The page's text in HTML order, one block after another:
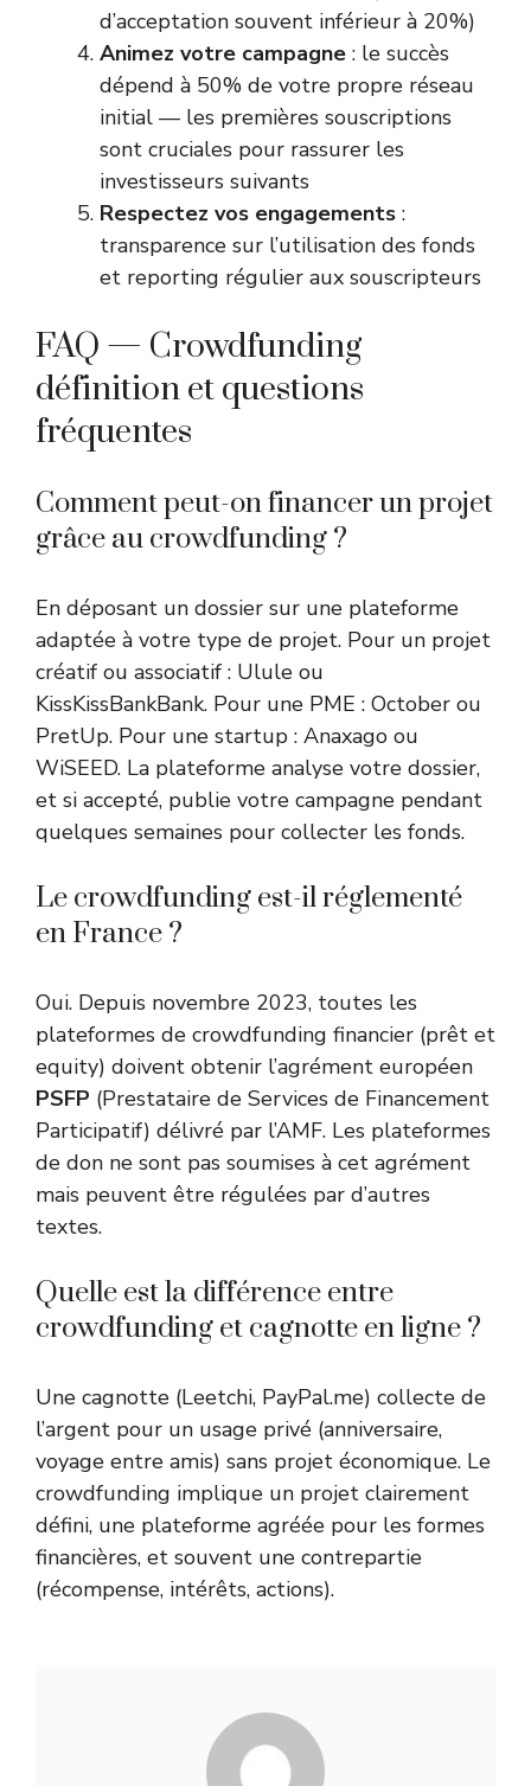
d’acceptation souvent inférieur à 20%)
Animez votre campagne : le succès
dépend à 50% de votre propre réseau
initial — les premières souscriptions
sont cruciales pour rassurer les
investisseurs suivants
Respectez vos engagements :
transparence sur l’utilisation des fonds
et reporting régulier aux souscripteurs
FAQ — Crowdfunding
définition et questions
fréquentes
Comment peut-on financer un projet
grâce au crowdfunding ?
En déposant un dossier sur une plateforme
adaptée à votre type de projet. Pour un projet
créatif ou associatif : Ulule ou
KissKissBankBank. Pour une PME : October ou
PretUp. Pour une startup : Anaxago ou
WiSEED. La plateforme analyse votre dossier,
et si accepté, publie votre campagne pendant
quelques semaines pour collecter les fonds.
Le crowdfunding est-il réglementé
en France ?
Oui. Depuis novembre 2023, toutes les
plateformes de crowdfunding financier (prêt et
equity) doivent obtenir l’agrément européen
PSFP (Prestataire de Services de Financement
Participatif) délivré par l’AMF. Les plateformes
de don ne sont pas soumises à cet agrément
mais peuvent être régulées par d’autres
textes.
Quelle est la différence entre
crowdfunding et cagnotte en ligne ?
Une cagnotte (Leetchi, PayPal.me) collecte de
l’argent pour un usage privé (anniversaire,
voyage entre amis) sans projet économique. Le
crowdfunding implique un projet clairement
défini, une plateforme agréée pour les formes
financières, et souvent une contrepartie
(récompense, intérêts, actions).